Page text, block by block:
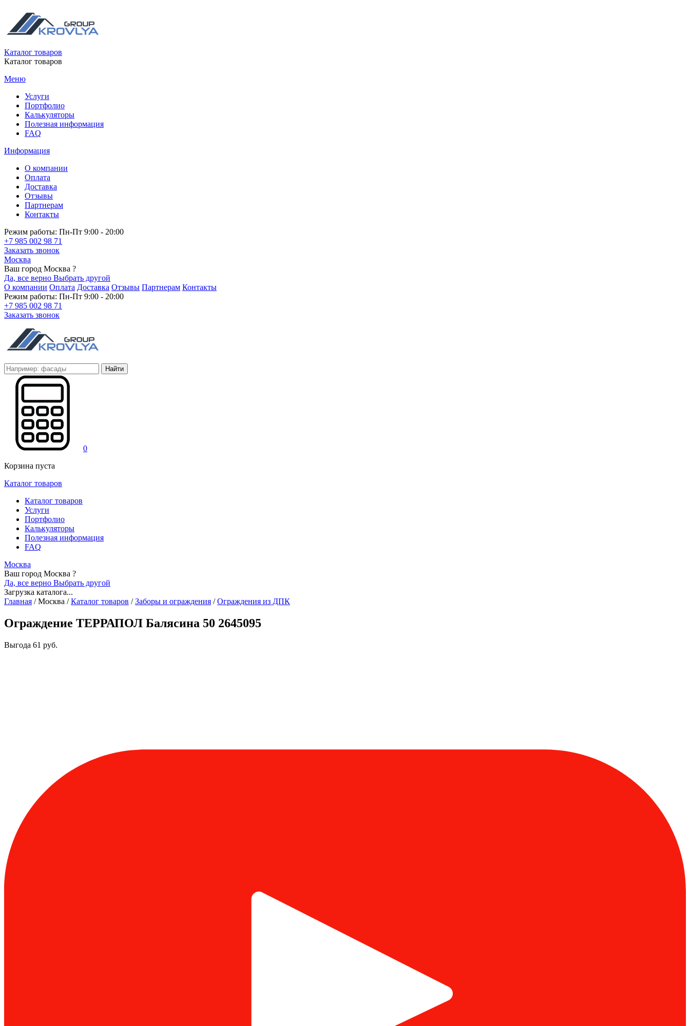
Каталог товаров
Каталог товаров
Меню
Услуги
Портфолио
Калькуляторы
Полезная информация
FAQ
Информация
О компании
Оплата
Доставка
Отзывы
Партнерам
Контакты
Режим работы: Пн-Пт 9:00 - 20:00
+7 985 002 98 71
Заказать звонок
Москва
Ваш город Москва ?
Да, все верно Выбрать другой
О компании Оплата Доставка Отзывы Партнерам Контакты
Режим работы: Пн-Пт 9:00 - 20:00
+7 985 002 98 71
Заказать звонок
Найти
0
Корзина пуста
Каталог товаров
Каталог товаров
Услуги
Портфолио
Калькуляторы
Полезная информация
FAQ
Москва
Ваш город Москва ?
Да, все верно Выбрать другой
Загрузка каталога...
Главная /Москва / Каталог товаров / Заборы и ограждения / Ограждения из ДПК
Ограждение ТЕРРАПОЛ Балясина 50 2645095
Выгода 61 руб.